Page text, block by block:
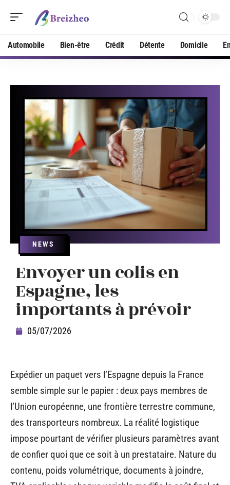
Automobile Bien-être Crédit Détente Domicile
NEWS
Envoyer un colis en
Espagne, les
importants à prévoir
05/07/2026
Expédier un paquet vers l’Espagne depuis la France
semble simple sur le papier : deux pays membres de
l’Union européenne, une frontière terrestre commune,
des transporteurs nombreux. La réalité logistique
impose pourtant de vérifier plusieurs paramètres avant
de confier quoi que ce soit à un prestataire. Nature du
contenu, poids volumétrique, documents à joindre,